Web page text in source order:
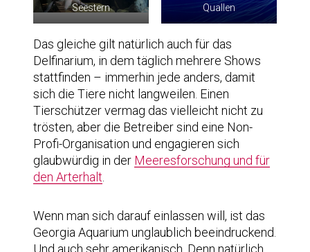
Seestern Quallen
Das gleiche gilt natürlich auch für das
Delfinarium, in dem täglich mehrere Shows
stattfinden – immerhin jede anders, damit
sich die Tiere nicht langweilen. Einen
Tierschützer vermag das vielleicht nicht zu
trösten, aber die Betreiber sind eine Non-
Profi-Organisation und engagieren sich
glaubwürdig in der Meeresforschung und für
den Arterhalt.
Wenn man sich darauf einlassen will, ist das
Georgia Aquarium unglaublich beeindruckend.